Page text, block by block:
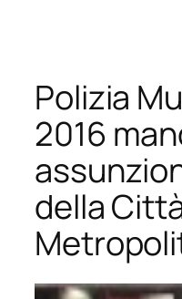
contenuto
Polizia
2016
della